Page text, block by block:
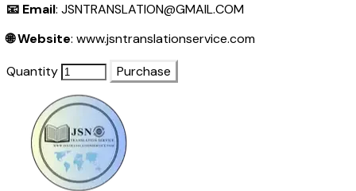
📧 Email: JSNTRANSLATION@GMAIL.COM
🌐 Website: www.jsntranslationservice.com
Quantity
Purchase